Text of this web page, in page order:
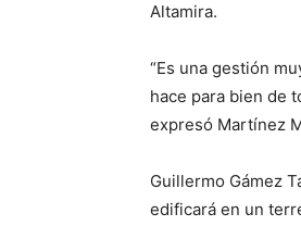
Altamira.
“Es una gestión
hace para bien de
expresó Martínez
Guillermo Gámez
edificará en un